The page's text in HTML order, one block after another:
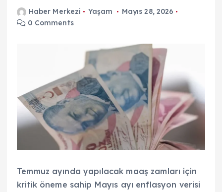
Haber Merkezi Yaşam
Mayıs 28, 2026
0 Comments
Temmuz ayında yapılacak maaş zamları için
kritik öneme sahip Mayıs ayı enflasyon verisi